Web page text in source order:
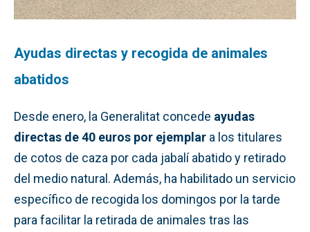
Ayudas directas y recogida de animales
abatidos
Desde enero, la Generalitat concede ayudas
directas de 40 euros por ejemplar a los titulares
de cotos de caza por cada jabalí abatido y retirado
del medio natural. Además, ha habilitado un servicio
específico de recogida los domingos por la tarde
para facilitar la retirada de animales tras las